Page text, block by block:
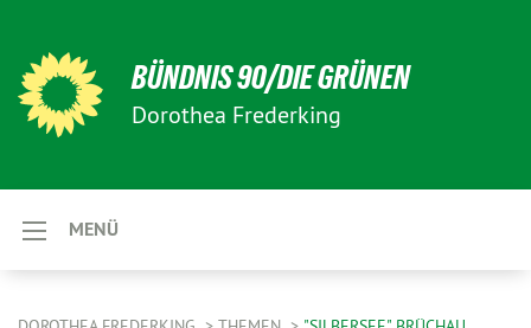
BÜNDNIS 90/DIE GRÜNEN
Dorothea Frederking
MENÜ